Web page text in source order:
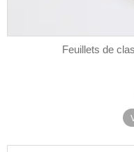
Feuillets de